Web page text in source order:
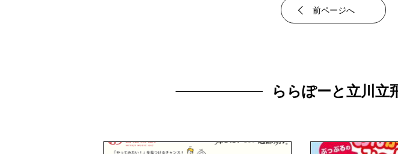
前ページへ
ららぽーと立川立